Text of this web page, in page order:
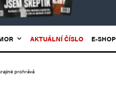
AKTUÁLNÍ ČÍSLO E-SHOP
prohrává